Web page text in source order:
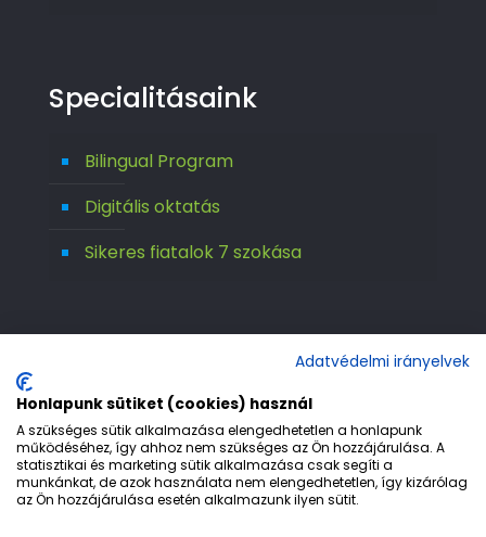
Specialitásaink
Bilingual Program
Digitális oktatás
Sikeres fiatalok 7 szokása
© 1992-2026 Európa 2000 Gimnázium. All
Rights Reserved.
Adatvédelmi irányelvek
Honlapunk sütiket (cookies) használ
A szükséges sütik alkalmazása elengedhetetlen a honlapunk
működéséhez, így ahhoz nem szükséges az Ön hozzájárulása. A
statisztikai és marketing sütik alkalmazása csak segíti a
munkánkat, de azok használata nem elengedhetetlen, így kizárólag
az Ön hozzájárulása esetén alkalmazunk ilyen sütit.